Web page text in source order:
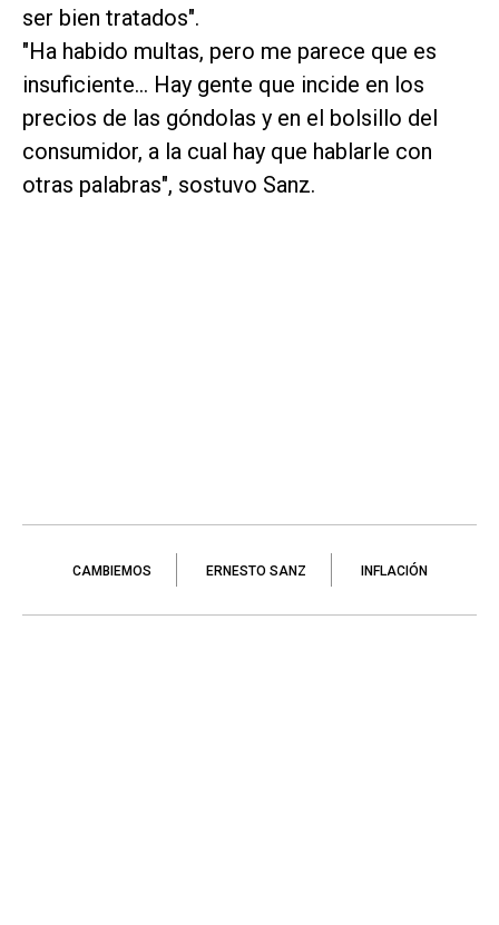
ser bien tratados".
"Ha habido multas, pero me parece que es
insuficiente... Hay gente que incide en los
precios de las góndolas y en el bolsillo del
consumidor, a la cual hay que hablarle con
otras palabras", sostuvo Sanz.
CAMBIEMOS ERNESTO SANZ INFLACIÓN